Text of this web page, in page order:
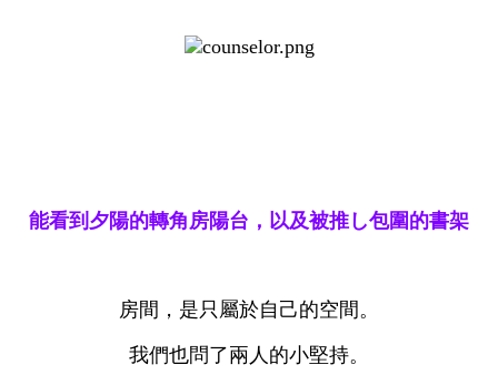
能看到夕陽的轉角房陽台，以及被推し包圍的書架
房間，是只屬於自己的空間。
我們也問了兩人的小堅持。